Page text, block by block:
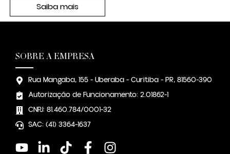
Saiba mais
SOBRE A EMPRESA
Rua Mangaba, 155 - Uberaba - Curitiba - PR, 81560-390
Autorização de Funcionamento: 2.01862-1
CNPJ: 81.460.784/0001-32
SAC: (41) 3364-1637